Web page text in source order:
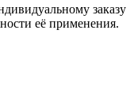
заказу
её применения.